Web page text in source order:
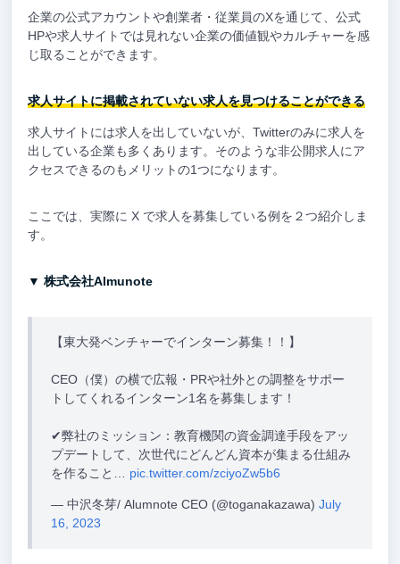
企業の公式アカウントや創業者・従業員のXを通じて、公式
HPや求人サイトでは見れない企業の価値観やカルチャーを感
じ取ることができます。
求人サイトに掲載されていない求人を見つけることができる
求人サイトには求人を出していないが、Twitterのみに求人を
出している企業も多くあります。そのような非公開求人にア
クセスできるのもメリットの1つになります。
ここでは、実際に X で求人を募集している例を２つ紹介しま
す。
▼ 株式会社Almunote
【東大発ベンチャーでインターン募集！！】
CEO（僕）の横で広報・PRや社外との調整をサポー
トしてくれるインターン1名を募集します！
✔︎弊社のミッション：教育機関の資金調達手段をアッ
プデートして、次世代にどんどん資本が集まる仕組み
を作ること… pic.twitter.com/zciyoZw5b6
— 中沢冬芽/ Alumnote CEO (@toganakazawa)July
16, 2023